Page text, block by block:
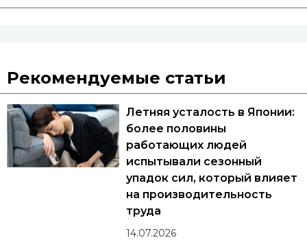
Рекомендуемые статьи
Летняя усталость в Японии:
более половины
работающих людей
испытывали сезонный
упадок сил, который влияет
на производительность
труда
14.07.2026